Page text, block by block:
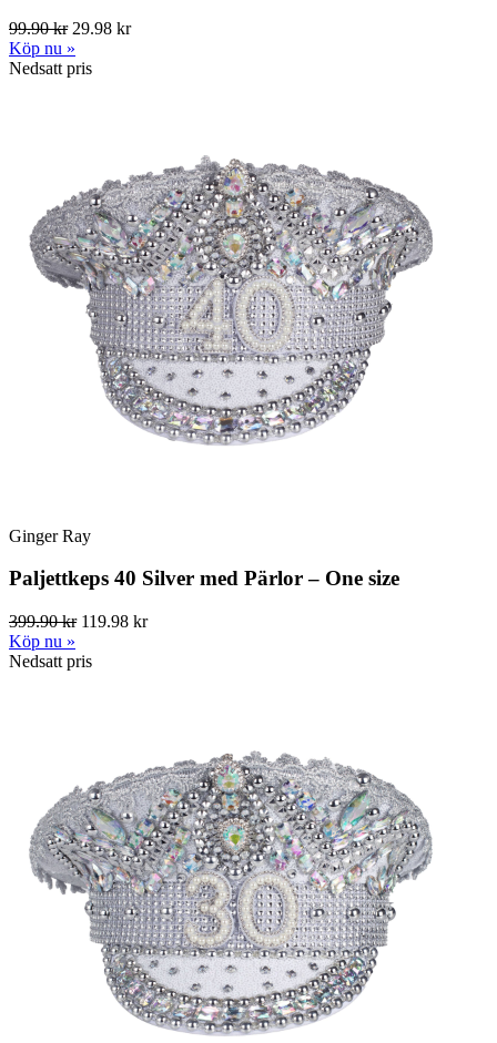
99.90 kr29.98 kr
Köp nu »
Nedsatt pris
Ginger Ray
Paljettkeps 40 Silver med Pärlor – One size
399.90 kr119.98 kr
Köp nu »
Nedsatt pris